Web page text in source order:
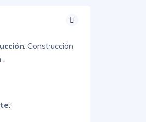
: Construcción
: